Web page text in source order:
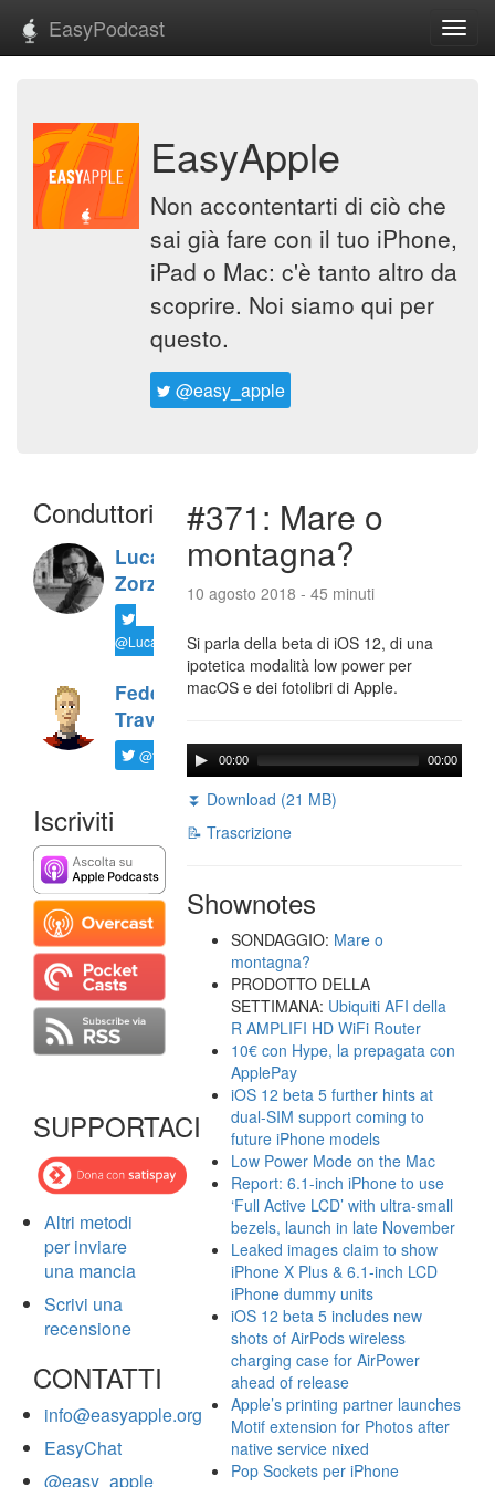
EasyPodcast
EasyApple
Non accontentarti di ciò che
sai già fare con il tuo iPhone,
iPad o Mac: c'è tanto altro da
scoprire. Noi siamo qui per
questo.
@easy_apple
Conduttori
Luca
Zorzi
@LucaTNT
Federico
Travaini
@ftrava
Iscriviti
SUPPORTACI
Altri metodi
per inviare
una mancia
Scrivi una
recensione
CONTATTI
info@easyapple.org
EasyChat
@easy_apple
#371: Mare o
montagna?
10 agosto 2018 - 45 minuti
Si parla della beta di iOS 12, di una
ipotetica modalità low power per
macOS e dei fotolibri di Apple.
00:00 00:00
⏬ Download (21 MB)
📝 Trascrizione
Shownotes
SONDAGGIO: Mare o
montagna?
PRODOTTO DELLA
SETTIMANA: Ubiquiti AFI della
R AMPLIFI HD WiFi Router
10€ con Hype, la prepagata con
ApplePay
iOS 12 beta 5 further hints at
dual-SIM support coming to
future iPhone models
Low Power Mode on the Mac
Report: 6.1-inch iPhone to use
‘Full Active LCD’ with ultra-small
bezels, launch in late November
Leaked images claim to show
iPhone X Plus & 6.1-inch LCD
iPhone dummy units
iOS 12 beta 5 includes new
shots of AirPods wireless
charging case for AirPower
ahead of release
Apple’s printing partner launches
Motif extension for Photos after
native service nixed
Pop Sockets per iPhone